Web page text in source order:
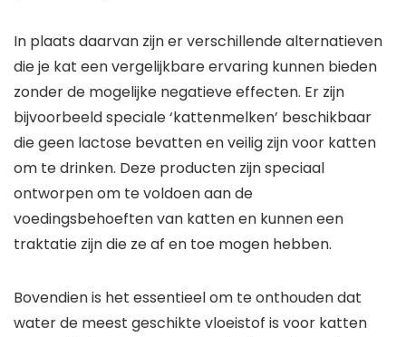
In plaats daarvan zijn er verschillende alternatieven
die je kat een vergelijkbare ervaring kunnen bieden
zonder de mogelijke negatieve effecten. Er zijn
bijvoorbeeld speciale ‘kattenmelken’ beschikbaar
die geen lactose bevatten en veilig zijn voor katten
om te drinken. Deze producten zijn speciaal
ontworpen om te voldoen aan de
voedingsbehoeften van katten en kunnen een
traktatie zijn die ze af en toe mogen hebben.
Bovendien is het essentieel om te onthouden dat
water de meest geschikte vloeistof is voor katten